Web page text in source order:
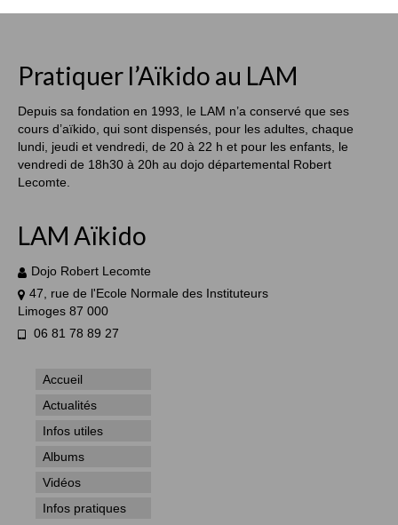
Pratiquer l’Aïkido au LAM
Depuis sa fondation en 1993, le LAM n’a conservé que ses
cours d’aïkido, qui sont dispensés, pour les adultes, chaque
lundi, jeudi et vendredi, de 20 à 22 h et pour les enfants, le
vendredi de 18h30 à 20h au dojo départemental Robert
Lecomte.
LAM Aïkido
Dojo Robert Lecomte
47, rue de l'Ecole Normale des Instituteurs
Limoges 87 000
06 81 78 89 27
Accueil
Actualités
Infos utiles
Albums
Vidéos
Infos pratiques